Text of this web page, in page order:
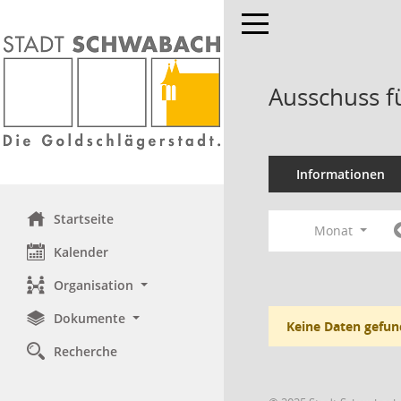
Startseite
Kalender
Organisation
Dokumente
Recherche
Toggle navigation
Ausschuss
Informationen
Monat
Keine Daten